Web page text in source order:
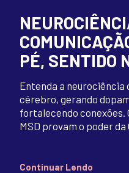
PÉ, SENTIDO
Entenda a neurociência
cérebro, gerando
fortalecendo conexões.
MSD provam o poder da
Continuar Lendo